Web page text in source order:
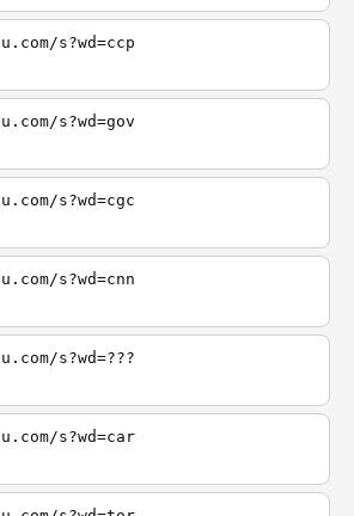
s?wd=ccp
s?wd=gov
s?wd=cgc
s?wd=cnn
s?wd=???
s?wd=car